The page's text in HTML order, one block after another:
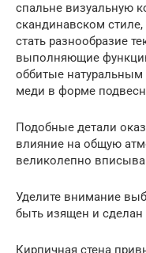
спальне визуальную
скандинавском
стать разнообразие
выполняющие
оббитые
меди в форме
Подобные детали
влияние на общую
великолепно
Уделите внимание
быть изящен и сделан
Кирпичная стена